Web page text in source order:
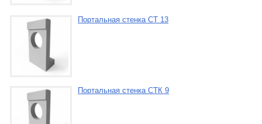
Портальная стенка СТ 13
Портальная стенка СТК 9